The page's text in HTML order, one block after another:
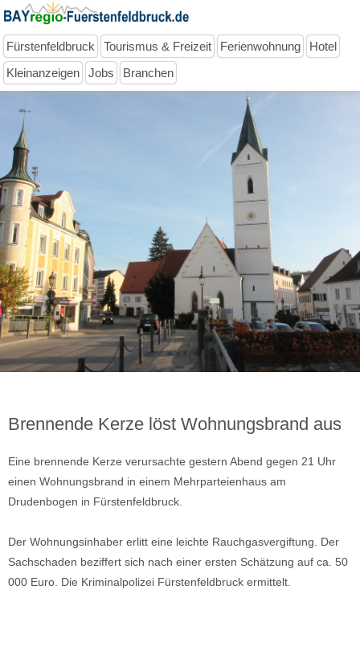
Fürstenfeldbruck Tourismus & Freizeit Ferienwohnung
Hotel
Kleinanzeigen
Jobs Branchen
Brennende Kerze löst Wohnungsbrand aus
Eine brennende Kerze verursachte gestern Abend gegen 21 Uhr
einen Wohnungsbrand in einem Mehrparteienhaus am
Drudenbogen in Fürstenfeldbruck.
Der Wohnungsinhaber erlitt eine leichte Rauchgasvergiftung. Der
Sachschaden beziffert sich nach einer ersten Schätzung auf ca. 50
000 Euro. Die Kriminalpolizei Fürstenfeldbruck ermittelt.